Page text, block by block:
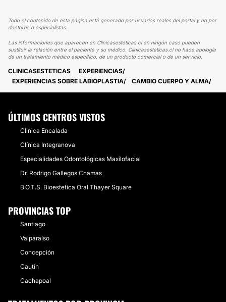
Todo el contenido de esta página está generado por usuarios reales del portal y no por
doctores o especialistas.
Las informaciones que aparecen en Clinicasesteticas.cl en ningún caso pueden
sustituir la relación entre el paciente y su médico. Clinicasesteticas.cl no hace apología
de un tratamiento médico específico, de un producto comercial o de un servicio.
CLINICASESTETICAS
EXPERIENCIAS
EXPERIENCIAS SOBRE LABIOPLASTIA
CAMBIO CUERPO Y ALMA
ÚLTIMOS CENTROS VISTOS
Clinica Encalada
Clínica Integranova
Especialidades Odontológicas Maxilofacial
Dr. Rodrigo Gallegos Chamas
B.O.T.S. Bioestetica Oral Thayer Square
PROVINCIAS TOP
Santiago
Valparaíso
Concepción
Cautín
Cachapoal